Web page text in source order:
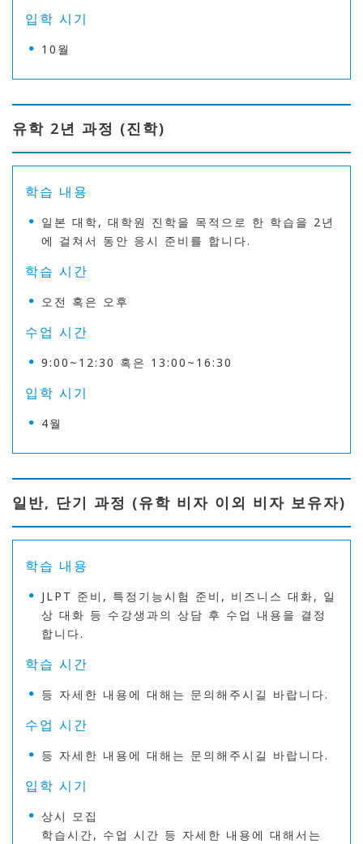
입학 시기
10월
유학 2년 과정 (진학)
학습 내용
일본 대학, 대학원 진학을 목적으로 한 학습을 2년
에 걸쳐서 동안 응시 준비를 합니다.
학습 시간
오전 혹은 오후
수업 시간
9:00~12:30 혹은 13:00~16:30
입학 시기
4월
일반, 단기 과정 (유학 비자 이외 비자 보유자)
학습 내용
JLPT 준비, 특정기능시험 준비, 비즈니스 대화, 일
상 대화 등 수강생과의 상담 후 수업 내용을 결정
합니다.
학습 시간
등 자세한 내용에 대해는 문의해주시길 바랍니다.
수업 시간
등 자세한 내용에 대해는 문의해주시길 바랍니다.
입학 시기
상시 모집
학습시간, 수업 시간 등 자세한 내용에 대해서는